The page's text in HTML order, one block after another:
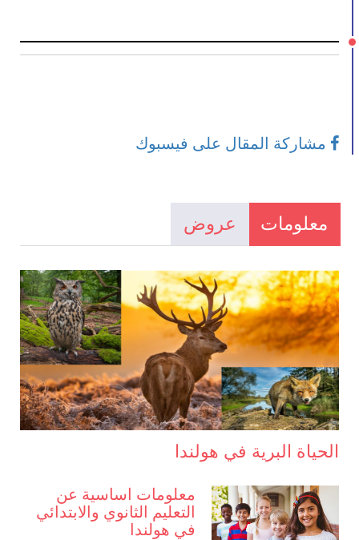
مشاركة المقال على فيسبوك
معلومات عروض
الحياة البرية في هولندا
معلومات اساسية عن
التعليم الثانوي والابتدائي
في هولندا